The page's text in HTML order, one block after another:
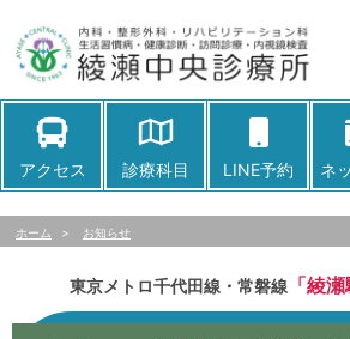
アクセス 診療科目 LINE予約 ネ
ホーム > お知らせ
東京メトロ千代田線・常磐線「綾瀬